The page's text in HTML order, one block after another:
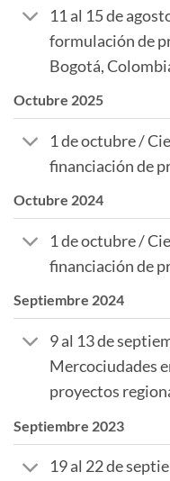
11 al 15 de
formulación de
Bogotá,
Octubre 2025
1 de octubre /
financiación de
Octubre 2024
1 de octubre /
financiación de
Septiembre 2024
9 al 13 de
Mercociudades
proyectos
Septiembre 2023
19 al 22 de